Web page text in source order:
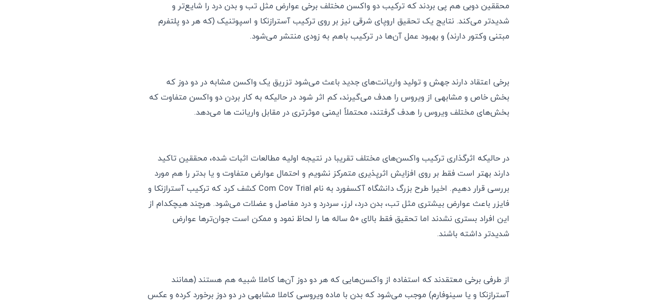
محققین دوبی هم پی بردند که ترکیب دو واکسن مختلف برخی عوارض مثل تب و بدن درد را شایع‌تر و
شدیدتر می‌کند. نتایج یک تحقیق اروپای شرقی نیز بر روی ترکیب آسترازنکا و اسپوتنیک (که هر دو پلتفرم
مبتنی وکتور دارند) و بهبود عمل آن‌ها در ترکیب باهم به زودی منتشر می‌شود.
برخی اعتقاد دارند جهش و تولید واریانت‌های جدید باعث می‌شود تزریق یک واکسن مشابه در دو دوز که
بخش خاص و مشابهی از ویروس را هدف می‌گیرند، کم اثر شود در حالیکه به کار بردن دو واکسن متفاوت که
بخش‌های مختلف ویروس را هدف گرفتند، محتملاً ایمنی موثرتری در مقابل واریانت ها می‌دهد.
در حالیکه اثرگذاری ترکیب واکسن‌های مختلف تقریبا در نتیجه اولیه مطالعات اثبات شده، محققین تاکید
دارند بهتر است فقط بر روی افزایش اثرپذیری متمرکز نشویم و احتمال عوارض متفاوت و یا بدتر را هم مورد
بررسی قرار دهیم. اخیرا طرح بزرگ دانشگاه آکسفورد به نام Com Cov Trial کشف کرد که ترکیب آسترازنکا و
فایزر باعث عوارض بیشتری مثل تب، بدن درد، لرز، سردرد و درد مفاصل و عضلات می‌شود. هرچند هیچکدام از
این افراد بستری نشدند اما تحقیق فقط بالای ۵۰ ساله ها را لحاظ نمود و ممکن است جوان‌ترها عوارض
شدیدتر داشته باشند.
از طرفی برخی معتقدند که استفاده از واکسن‌هایی که هر دو دوز آن‌ها کاملا شبیه هم هستند (همانند
آسترازنکا و یا سینوفارم) موجب می‌شود که بدن با ماده ویروسی کاملا مشابهی در دو دوز برخورد کرده و عکس